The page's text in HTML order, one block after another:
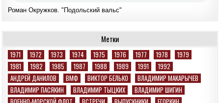
Роман Окружков. "Подольский вальс"
Метки
1971 1972 1973 1974 1975 1976 1977 1978
1979
1981
1982 1985 1987 1988 1989 1991
1992
АНДРЕЙ ДАНИЛОВ
ВМФ ВИКТОР БЕЛЬКО
ВЛАДИМИР МАКАРЫЧЕВ
ВЛАДИМИР ПАСЯКИН
ВЛАДИМИР ТЫЦКИХ
ВЛАДИМИР ШИГИН